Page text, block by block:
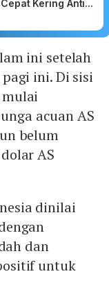
Kering Anti...
ini setelah
ini. Di sisi
acuan AS
belum
AS
dinilai
dan
untuk